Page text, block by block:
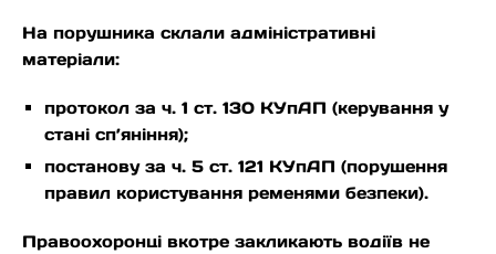
На порушника склали адміністративні
матеріали:
протокол за ч. 1 ст. 130 КУпАП (керування у
стані сп’яніння);
постанову за ч. 5 ст. 121 КУпАП (порушення
правил користування ременями безпеки).
Правоохоронці вкотре закликають водіїв не